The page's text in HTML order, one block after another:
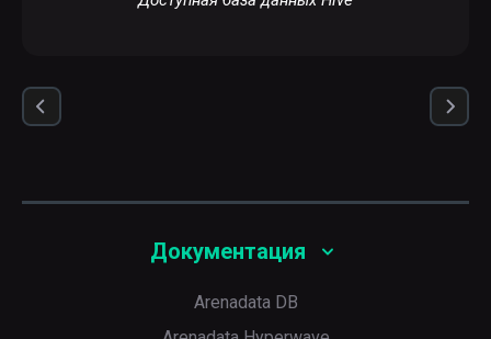
Документация
Arenadata DB